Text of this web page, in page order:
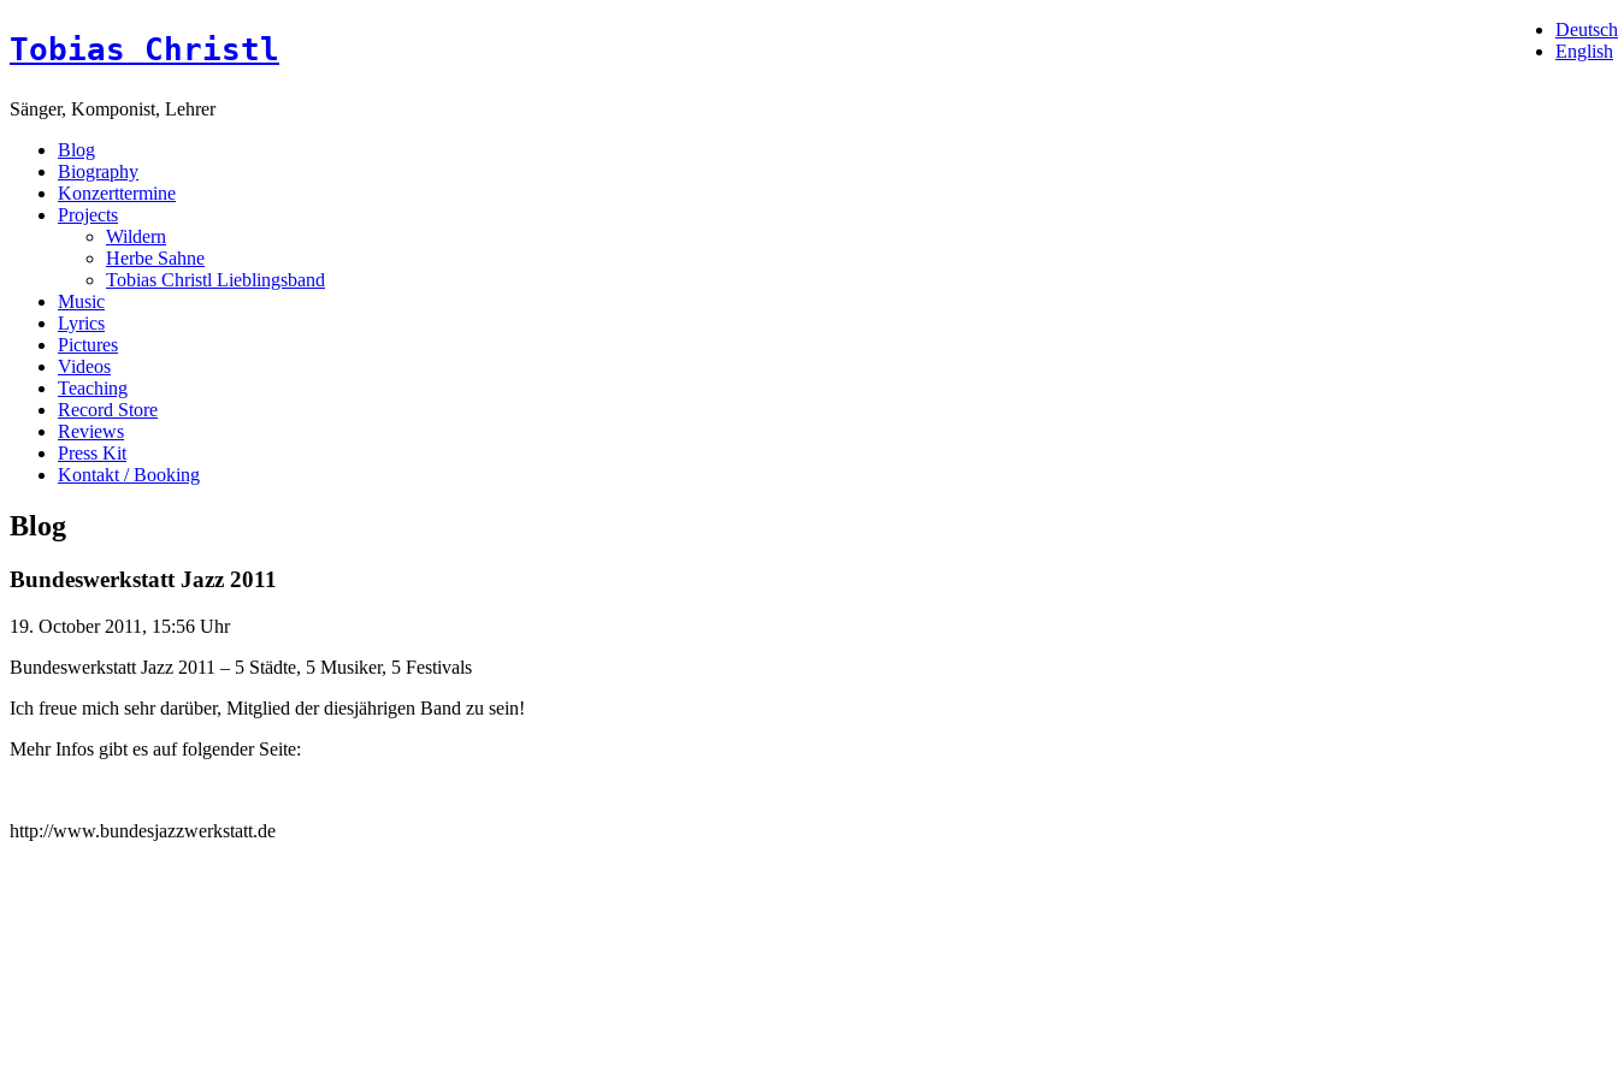
Deutsch
English
Tobias Christl
Sänger, Komponist, Lehrer
Blog
Biography
Konzerttermine
Projects
Wildern
Herbe Sahne
Tobias Christl Lieblingsband
Music
Lyrics
Pictures
Videos
Teaching
Record Store
Reviews
Press Kit
Kontakt / Booking
Blog
Bundeswerkstatt Jazz 2011
19. October 2011, 15:56 Uhr
Bundeswerkstatt Jazz 2011 – 5 Städte, 5 Musiker, 5 Festivals
Ich freue mich sehr darüber, Mitglied der diesjährigen Band zu sein!
Mehr Infos gibt es auf folgender Seite:
http://www.bundesjazzwerkstatt.de